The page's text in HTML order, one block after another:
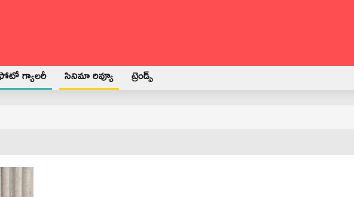
గ్యాలరీ సినిమా రివ్యూ ట్రెండ్స్